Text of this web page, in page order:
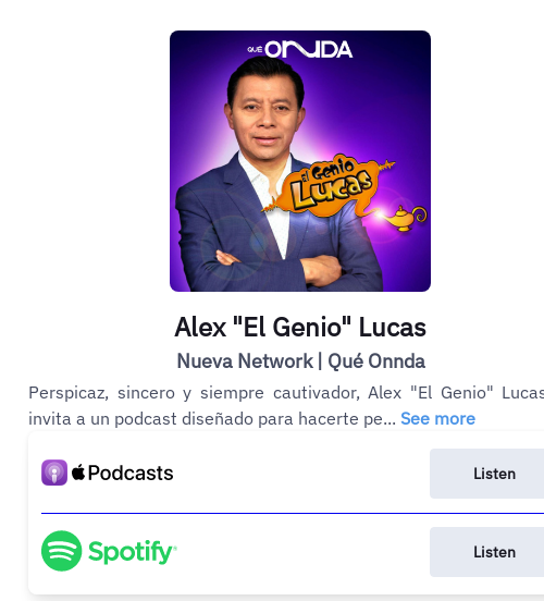
Alex "El Genio" Lucas
Nueva Network | Qué Onnda
Perspicaz, sincero y siempre cautivador, Alex "El Genio"
invita a un podcast diseñado para hacerte pe... See more
Listen
Listen